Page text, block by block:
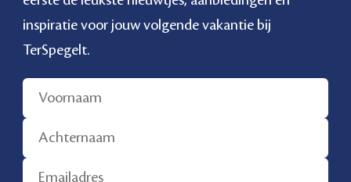
inspiratie voor jouw volgende vakantie bij
TerSpegelt.